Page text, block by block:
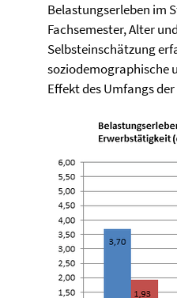
Belastungserleben im
Fachsemester, Alter
Selbsteinschätzung
soziodemographische
Effekt des Umfangs